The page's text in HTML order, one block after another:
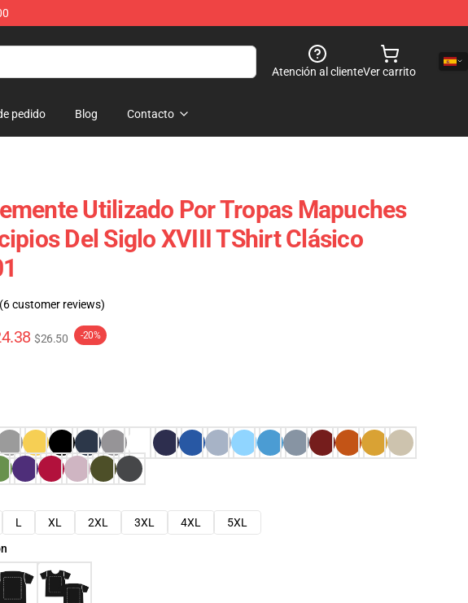
Atención al clienteVer carrito
pedido Blog Contacto
Utilizado Por Tropas Mapuches
Del Siglo XVIII TShirt Clásico
(6 customer reviews)
$26.50 -20%
L XL 2XL 3XL 4XL
5XL